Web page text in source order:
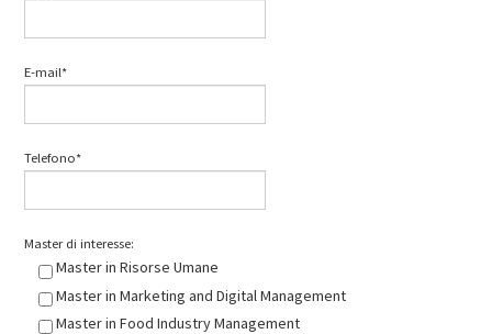
E-mail*
Telefono*
Master di interesse:
Master in Risorse Umane
Master in Marketing and Digital Management
Master in Food Industry Management